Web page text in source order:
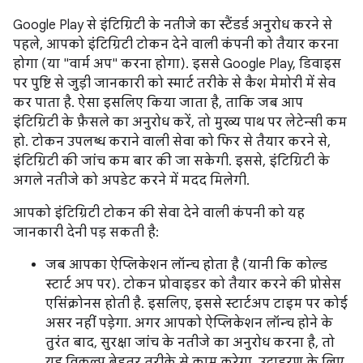
Google Play से इंटिग्रिटी के नतीजे का स्टैंडर्ड अनुरोध करने से
पहले, आपको इंटिग्रिटी टोकन देने वाली कंपनी को तैयार करना
होगा (या "वार्म अप" करना होगा). इससे Google Play, डिवाइस
पर पुष्टि से जुड़ी जानकारी को स्मार्ट तरीके से कैश मेमोरी में सेव
कर पाता है. ऐसा इसलिए किया जाता है, ताकि जब आप
इंटिग्रिटी के फ़ैसले का अनुरोध करें, तो मुख्य पाथ पर लेटेन्सी कम
हो. टोकन उपलब्ध कराने वाली सेवा को फिर से तैयार करने से,
इंटिग्रिटी की जांच कम बार की जा सकेगी. इससे, इंटिग्रिटी के
अगले नतीजे को अपडेट करने में मदद मिलेगी.
आपको इंटिग्रिटी टोकन की सेवा देने वाली कंपनी को यह
जानकारी देनी पड़ सकती है:
जब आपका ऐप्लिकेशन लॉन्च होता है (यानी कि कोल्ड
स्टार्ट अप पर). टोकन प्रोवाइडर को तैयार करने की प्रोसेस
एसिंक्रोनस होती है. इसलिए, इससे स्टार्टअप टाइम पर कोई
असर नहीं पड़ेगा. अगर आपको ऐप्लिकेशन लॉन्च होने के
तुरंत बाद, सुरक्षा जांच के नतीजे का अनुरोध करना है, तो